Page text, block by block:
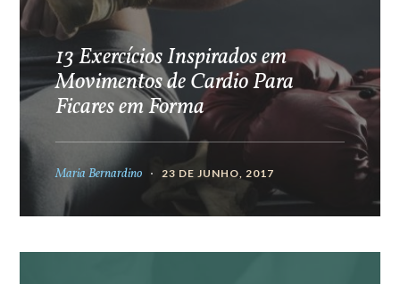
13 Exercícios Inspirados em
Movimentos de Cardio Para
Ficares em Forma
Maria Bernardino 23 DE JUNHO, 2017